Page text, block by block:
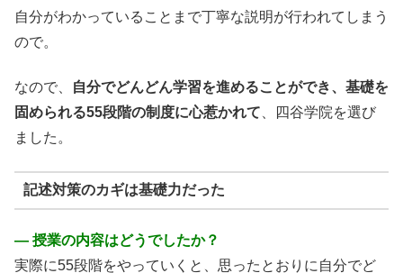
自分がわかっていることまで丁寧な説明が行われてしまう
ので。
なので、
自分でどんどん学習を進めることができ、基礎を
固められる55段階の制度に心惹かれて 、四谷学院を選び
ました。
記述対策のカギは基礎力だった
― 授業の内容はどうでしたか？
実際に55段階をやっていくと、思ったとおりに自分でど